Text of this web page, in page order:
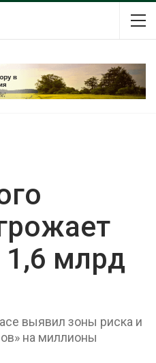
млрд
выявил зоны риска и
на миллионы